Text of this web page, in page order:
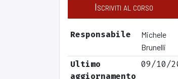
Iscriviti al corso
Responsabile
Michele
Brunelli
Ultimo
aggiornamento
09/10/